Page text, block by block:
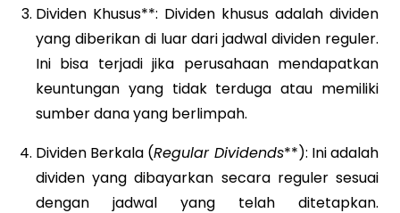
Dividen Khusus**: Dividen khusus adalah dividen
yang diberikan di luar dari jadwal dividen reguler.
Ini bisa terjadi jika perusahaan mendapatkan
keuntungan yang tidak terduga atau memiliki
sumber dana yang berlimpah.
Dividen Berkala (Regular Dividends**): Ini adalah
dividen yang dibayarkan secara reguler sesuai
dengan jadwal yang telah ditetapkan.